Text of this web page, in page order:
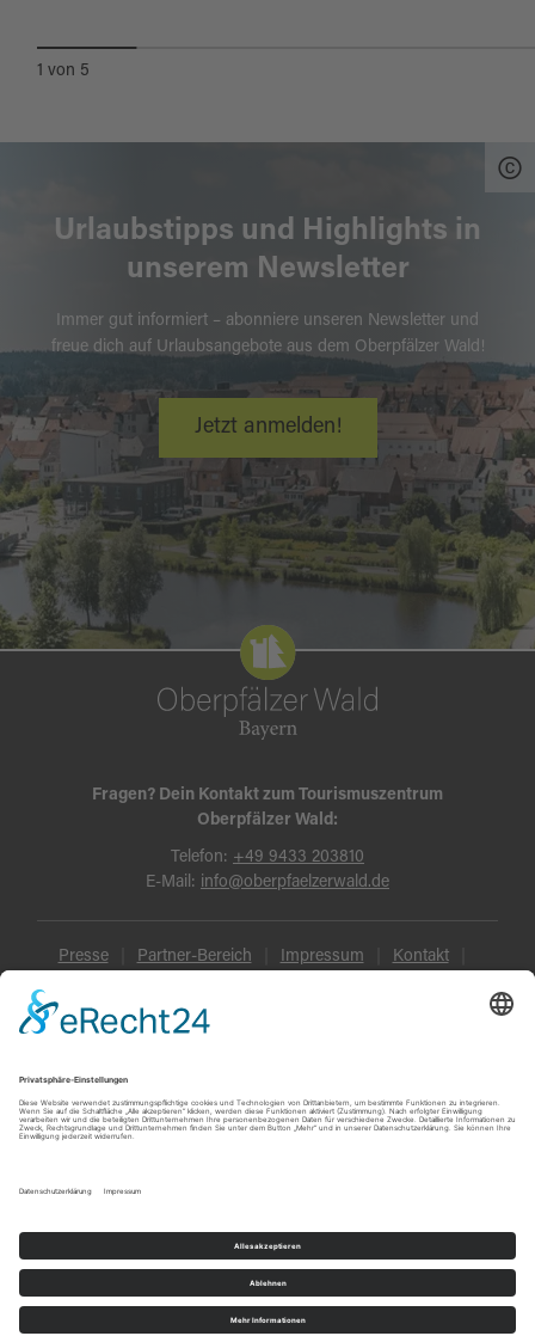
1 von 5
Urlaubstipps und Highlights in
unserem Newsletter
Immer gut informiert – abonniere unseren Newsletter und
freue dich auf Urlaubsangebote aus dem Oberpfälzer Wald!
Jetzt anmelden!
Fragen? Dein Kontakt zum Tourismuszentrum
Oberpfälzer Wald:
Telefon: +49 9433 203810
E-Mail: info@oberpfaelzerwald.de
Presse Partner-Bereich Impressum Kontakt
Datenschutz
© Oberpfälzer Wald 2026